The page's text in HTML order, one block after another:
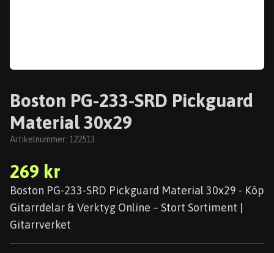
Boston PG-233-SRD Pickguard
Material 30x29
Artikelnummer: 122513
269 kr
Boston PG-233-SRD Pickguard Material 30x29 - Köp
Gitarrdelar & Verktyg Online – Stort Sortiment |
Gitarrverket